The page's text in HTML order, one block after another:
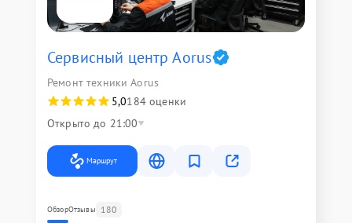
Сервисный центр Aorus
Ремонт техники Aorus
5,0184 оценки
Открыто до 21:00
Маршрут
ОбзорОтзывы 180